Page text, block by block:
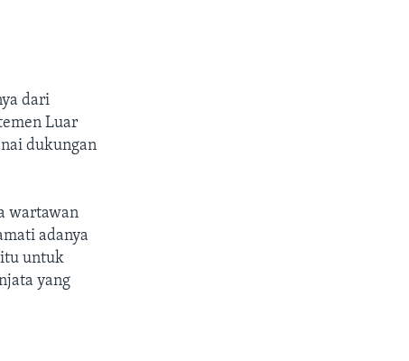
dari
Luar
dukungan
wartawan
adanya
itu untuk
yang